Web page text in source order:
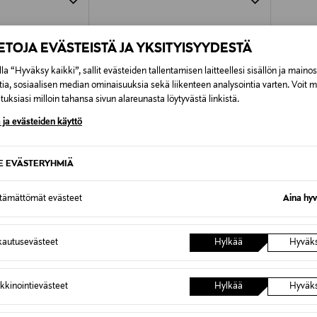
EVÄSTEISTÄ JA YKSITYISYYDESTÄ
“Hyväksy kaikki”, sallit evästeiden tallentamisen laitteellesi sisällön ja
sosiaalisen median ominaisuuksia sekä liikenteen analysointia varten. Voit
milloin tahansa sivun alareunasta löytyvästä linkistä.
ja evästeiden käyttö
EVÄSTERYHMIÄ
evästeet Aina
Hylkää
Hylkää
Bedford-tennarit
W
Original
130,00